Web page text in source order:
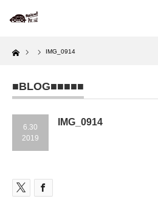
Home IMG_0914
■BLOG■■■■■
6.30
2019
IMG_0914